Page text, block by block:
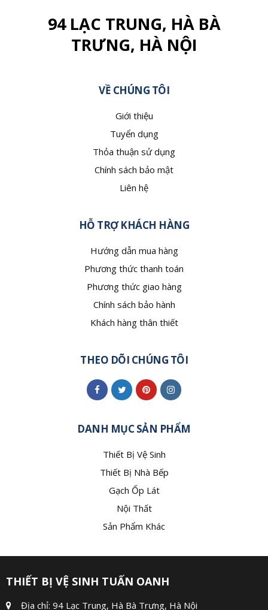
94 LẠC TRUNG, HÀ BÀ
TRƯNG, HÀ NỘI
VỀ CHÚNG TÔI
Giới thiệu
Tuyển dụng
Thỏa thuận sử dụng
Chính sách bảo mật
Liên hệ
HỖ TRỢ KHÁCH HÀNG
Hướng dẫn mua hàng
Phương thức thanh toán
Phương thức giao hàng
Chính sách bảo hành
Khách hàng thân thiết
THEO DÕI CHÚNG TÔI
DANH MỤC SẢN PHẨM
Thiết Bị Vệ Sinh
Thiết Bị Nhà Bếp
Gạch Ốp Lát
Nội Thất
Sản Phẩm Khác
THIẾT BỊ VỆ SINH TUẤN OANH
Địa chỉ: 94 Lạc Trung, Hà Bà Trưng, Hà Nội